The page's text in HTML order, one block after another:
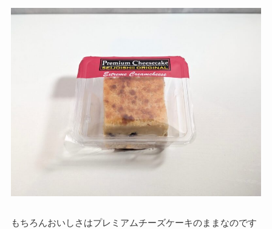
もちろんおいしさはプレミアムチーズケーキのままなのです